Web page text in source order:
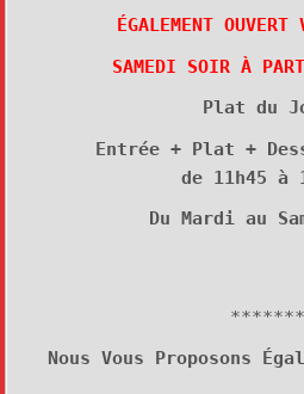
ÉGALEMENT
SAMEDI SOIR À
Plat du
Entrée + Plat +
de 11h45 à
Du Mardi au
Nous Vous Proposons